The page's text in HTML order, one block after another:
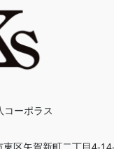
コーポラス
区矢賀新町二丁目4-